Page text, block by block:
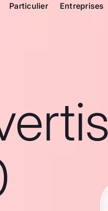
Particulier Entreprises